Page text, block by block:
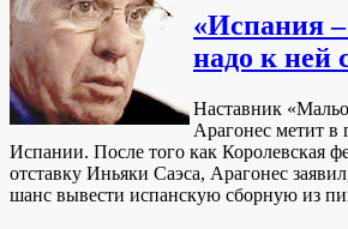
«Испания
надо к ней
Наставник
Арагонес метит в
Испании. После того как Королевская
отставку Иньяки Саэса, Арагонес
шанс вывести испанскую сборную из